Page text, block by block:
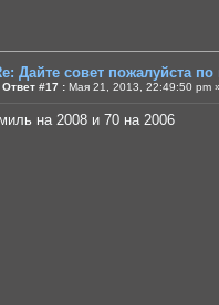
Дайте совет пожалуйста
Ответ #17 : Мая 21, 2013, 22:49:50 pm
на 2008 и 70 на 2006